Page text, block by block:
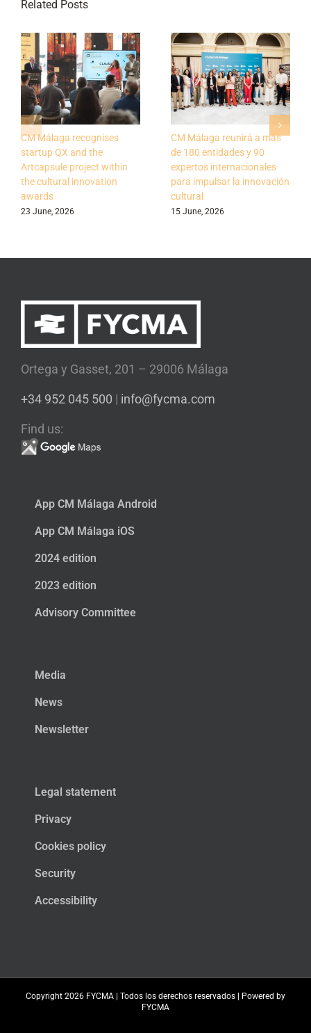
Related Posts
CM Málaga recognises
startup QX and the
Artcapsule project within
the cultural innovation
awards
23 June, 2026
CM Málaga reunirá a más
de 180 entidades y 90
expertos internacionales
para impulsar la innovación
cultural
15 June, 2026
Ortega y Gasset, 201 – 29006 Málaga
+34 952 045 500 | info@fycma.com
Find us:
App CM Málaga Android
App CM Málaga iOS
2024 edition
2023 edition
Advisory Committee
Media
News
Newsletter
Legal statement
Privacy
Cookies policy
Security
Accessibility
Copyright 2026 FYCMA | Todos los derechos reservados | Powered by
FYCMA